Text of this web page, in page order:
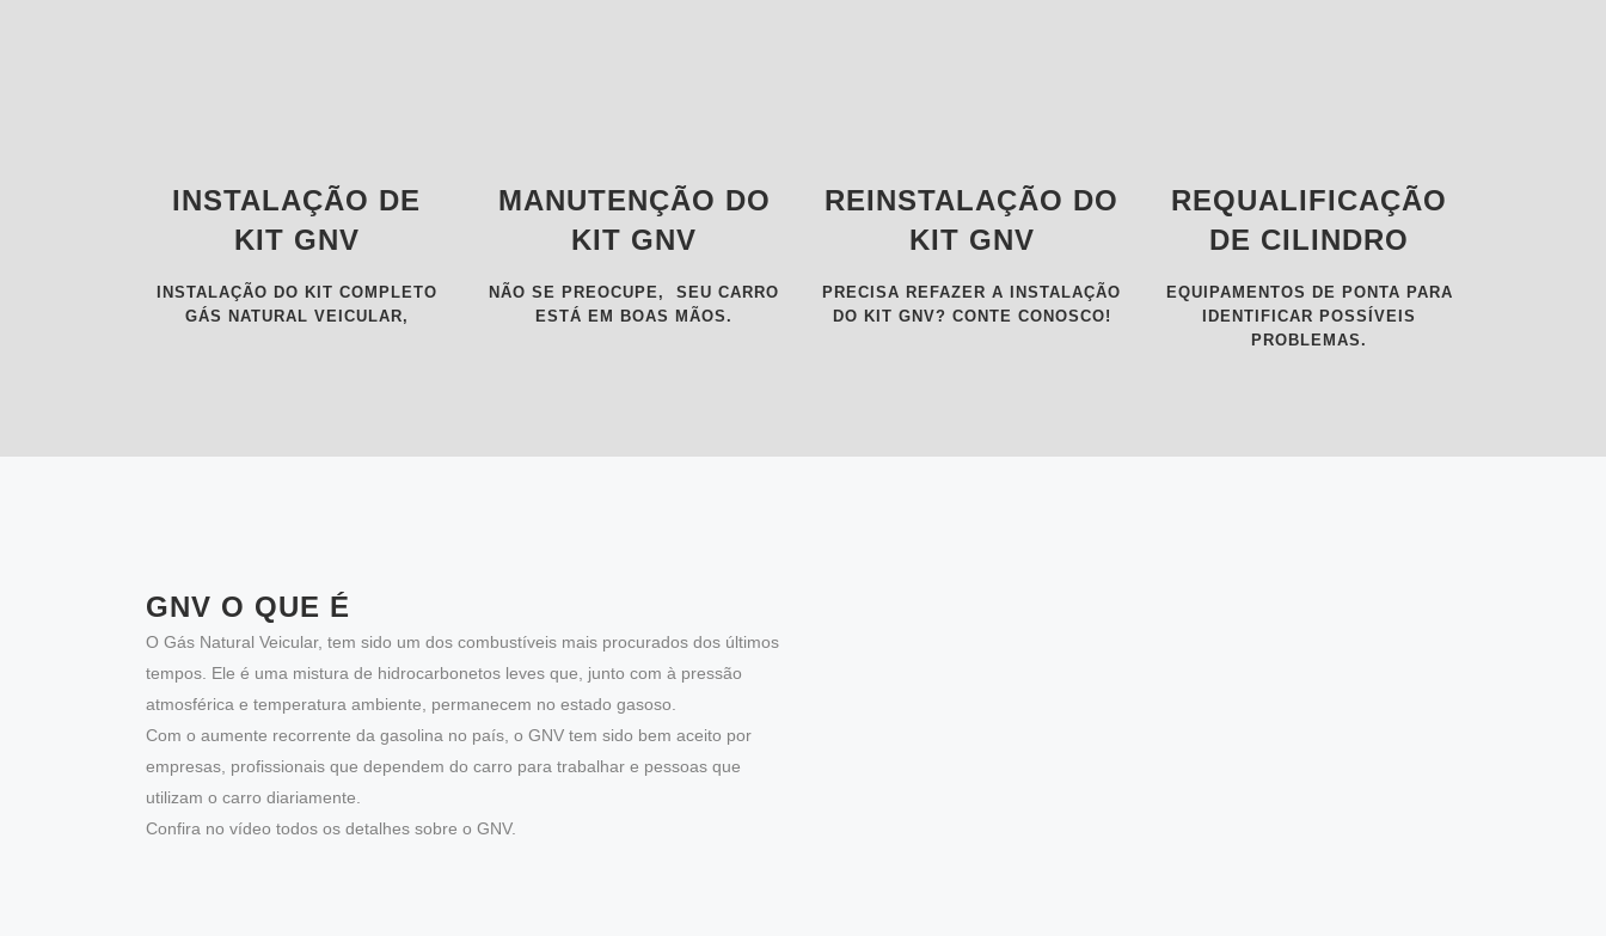
INSTALAÇÃO DE
KIT GNV
INSTALAÇÃO DO KIT COMPLETO
GÁS NATURAL VEICULAR,
MANUTENÇÃO DO
KIT GNV
NÃO SE PREOCUPE, SEU CARRO
ESTÁ EM BOAS MÃOS.
REINSTALAÇÃO DO
KIT GNV
PRECISA REFAZER A INSTALAÇÃO
DO KIT GNV? CONTE CONOSCO!
REQUALIFICAÇÃO
DE CILINDRO
EQUIPAMENTOS DE PONTA PARA
IDENTIFICAR POSSÍVEIS
PROBLEMAS.
GNV O QUE É
O Gás Natural Veicular, tem sido um dos combustíveis mais procurados dos últimos
tempos. Ele é uma mistura de hidrocarbonetos leves que, junto com à pressão
atmosférica e temperatura ambiente, permanecem no estado gasoso.
Com o aumente recorrente da gasolina no país, o GNV tem sido bem aceito por
empresas, profissionais que dependem do carro para trabalhar e pessoas que
utilizam o carro diariamente.
Confira no vídeo todos os detalhes sobre o GNV.